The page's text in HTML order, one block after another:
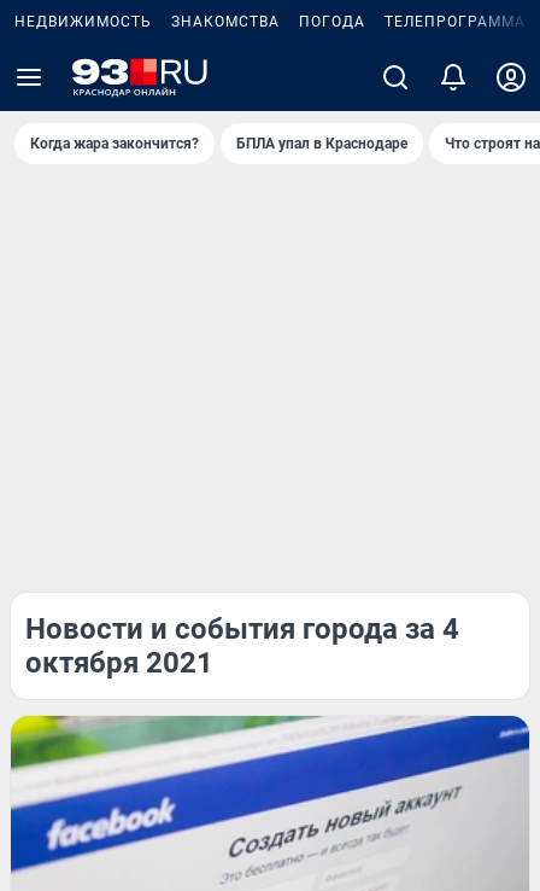
НЕДВИЖИМОСТЬ ЗНАКОМСТВА ПОГОДА ТЕЛЕПРОГРАММА
Когда жара закончится? БПЛА упал в Краснодаре Что строят
Новости и события города за 4
октября 2021